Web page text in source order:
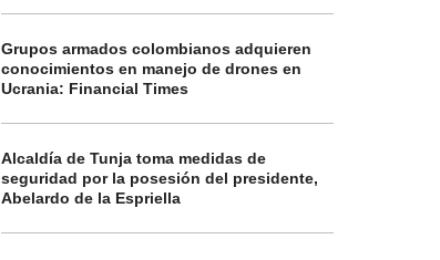
Grupos armados colombianos adquieren
conocimientos en manejo de drones en
Ucrania: Financial Times
Alcaldía de Tunja toma medidas de
seguridad por la posesión del presidente,
Abelardo de la Espriella